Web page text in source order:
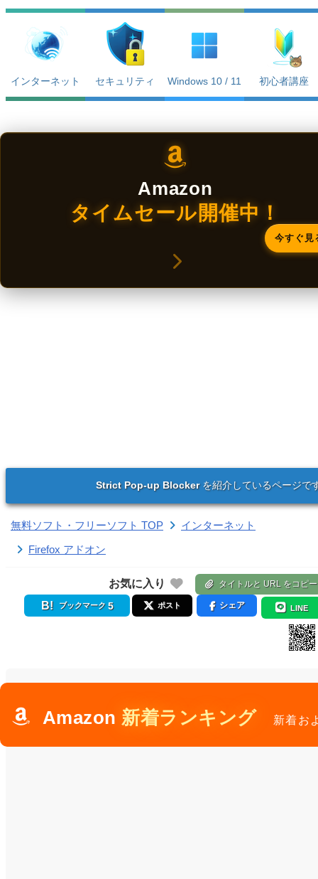
インターネット セキュリティ Windows 10 / 11 初心者講座
Amazon
タイムセール開催中！
今すぐ見
Strict Pop-up Blockerを紹介しているページで
無料ソフト・フリーソフト TOP
インターネット
Firefox アドオン
お気に入り タイトルと URL をコピー
ブックマーク 5 ポスト シェア LINE
Amazon 新着ランキング 新着お